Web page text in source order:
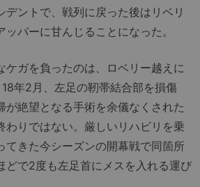
デントで、戦列に戻った後はリベリ
パーに甘んじることになった。
ガを負ったのは、ロベリー越えに
年2月、左足の靭帯結合部を損傷
が絶望となる手術を余儀なくされた
わりではない。厳しいリハビリを乗
てきた今シーズンの開幕戦で同箇所
どで2度も左足首にメスを入れる運び